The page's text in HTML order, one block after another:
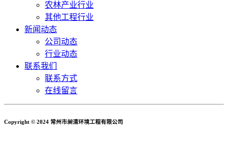
农林产业行业
其他工程行业
新闻动态
公司动态
行业动态
联系我们
联系方式
在线留言
Copyright © 2024 常州市昶清环境工程有限公司